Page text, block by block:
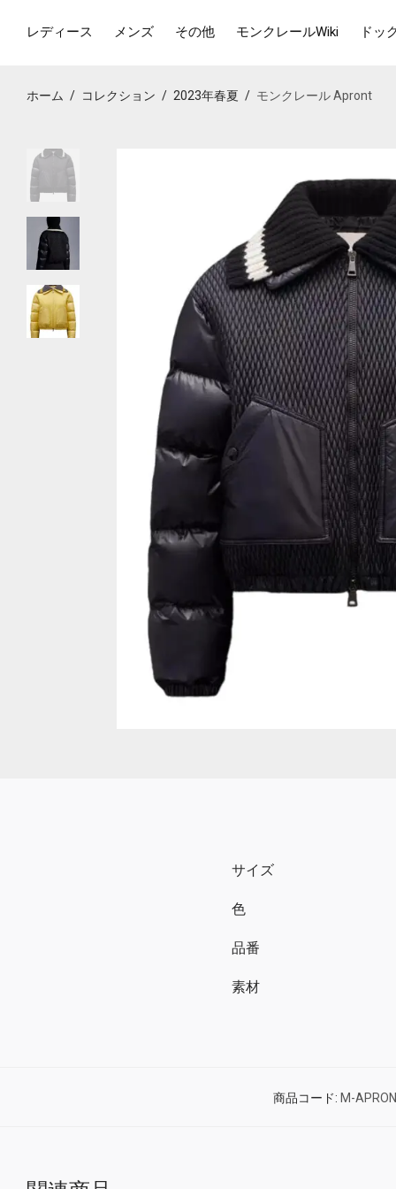
レディース メンズ その他 モンクレールWiki ドッ
ホーム / コレクション / 2023年春夏 / モンクレール Apront
サイズ
色
品番
素材
商品コード: M-